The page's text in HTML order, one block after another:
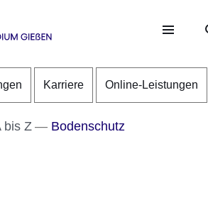
der Seite
der Seite
Karriere Online-Leistungen
bis Z Bodenschutz